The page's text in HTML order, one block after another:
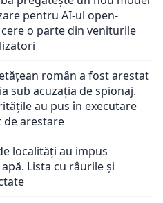
pentru AI-ul open-
o parte din veniturile
român a fost arestat
sub acuzația de spionaj.
au pus în executare
de arestare
localități au impus
Lista cu râurile și